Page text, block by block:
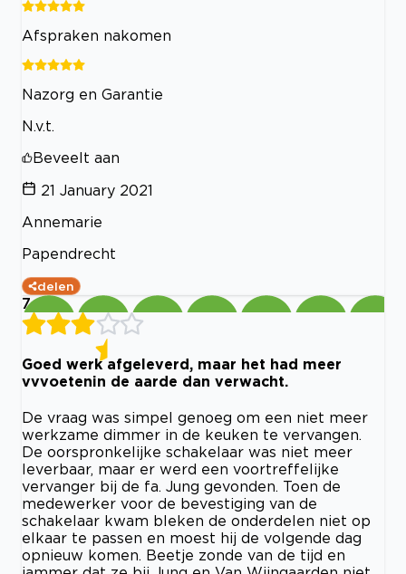
Afspraken nakomen
Nazorg en Garantie
N.v.t.
Beveelt aan
21 January 2021
Annemarie
Papendrecht
delen
7
Goed werk afgeleverd, maar het had meer
vvvoetenin de aarde dan verwacht.
De vraag was simpel genoeg om een niet meer
werkzame dimmer in de keuken te vervangen.
De oorspronkelijke schakelaar was niet meer
leverbaar, maar er werd een voortreffelijke
vervanger bij de fa. Jung gevonden. Toen de
medewerker voor de bevestiging van de
schakelaar kwam bleken de onderdelen niet op
elkaar te passen en moest hij de volgende dag
opnieuw komen. Beetje zonde van de tijd en